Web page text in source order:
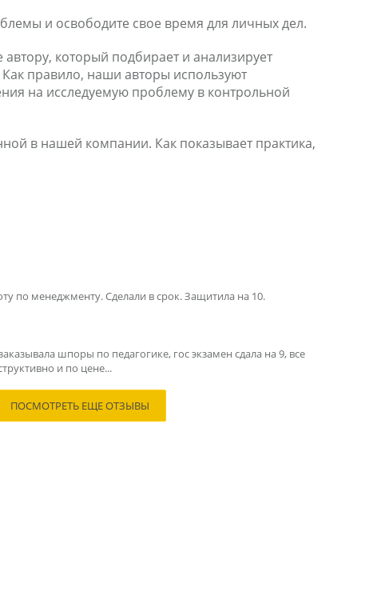
и освободите свое время для личных дел.
который подбирает и анализирует
правило, наши авторы используют
на исследуемую проблему в контрольной
в нашей компании. Как показывает практика,
по менеджменту. Сделали в срок. Защитила на 10.
шпоры по педагогике, гос экзамен сдала на 9, все
и по цене...
ПОСМОТРЕТЬ ЕЩЕ ОТЗЫВЫ